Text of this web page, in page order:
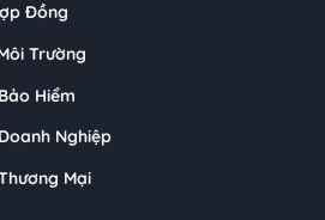
Đồng
Trường
Hiểm
Nghiệp
Mại